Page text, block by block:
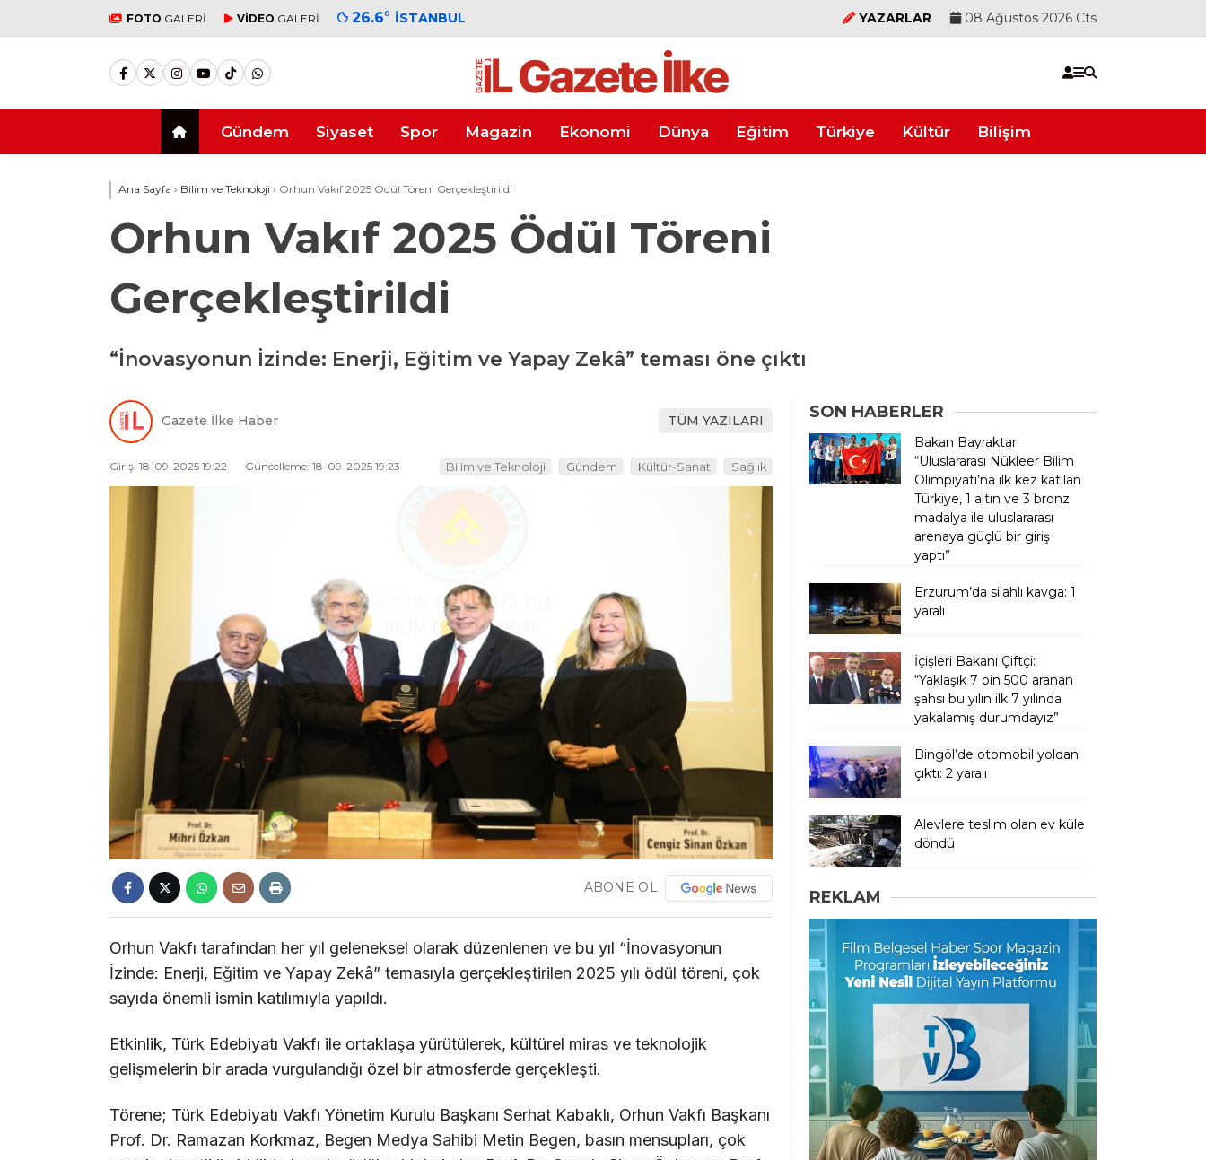
FOTO GALERİ VİDEO GALERİ 26.6° İSTANBUL YAZARLAR 08 Ağustos 2026 Cts
Gündem Siyaset Spor Magazin Ekonomi Dünya Eğitim Türkiye Kültür Bilişim
Ana Sayfa › Bilim ve Teknoloji › Orhun Vakıf 2025 Ödül Töreni Gerçekleştirildi
Orhun Vakıf 2025 Ödül Töreni
Gerçekleştirildi
“İnovasyonun İzinde: Enerji, Eğitim ve Yapay Zekâ” teması öne çıktı
Gazete İlke Haber TÜM YAZILARI
Giriş: 18-09-2025 19:22 Güncelleme: 18-09-2025 19:23 Bilim ve Teknoloji Gündem Kültür-Sanat Sağlık
ABONE OL
Orhun Vakfı tarafından her yıl geleneksel olarak düzenlenen ve bu yıl “İnovasyonun
İzinde: Enerji, Eğitim ve Yapay Zekâ” temasıyla gerçekleştirilen 2025 yılı ödül töreni, çok
sayıda önemli ismin katılımıyla yapıldı.
Etkinlik, Türk Edebiyatı Vakfı ile ortaklaşa yürütülerek, kültürel miras ve teknolojik
gelişmelerin bir arada vurgulandığı özel bir atmosferde gerçekleşti.
Törene; Türk Edebiyatı Vakfı Yönetim Kurulu Başkanı Serhat Kabaklı, Orhun Vakfı Başkanı
Prof. Dr. Ramazan Korkmaz, Begen Medya Sahibi Metin Begen, basın mensupları, çok
SON HABERLER
Bakan Bayraktar:
“Uluslararası Nükleer Bilim
Olimpiyatı’na ilk kez katılan
Türkiye, 1 altın ve 3 bronz
madalya ile uluslararası
arenaya güçlü bir giriş
yaptı”
Erzurum’da silahlı kavga: 1
yaralı
İçişleri Bakanı Çiftçi:
“Yaklaşık 7 bin 500 aranan
şahsı bu yılın ilk 7 yılında
yakalamış durumdayız”
Bingöl’de otomobil yoldan
çıktı: 2 yaralı
Alevlere teslim olan ev küle
döndü
REKLAM